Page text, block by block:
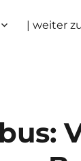
| weiter